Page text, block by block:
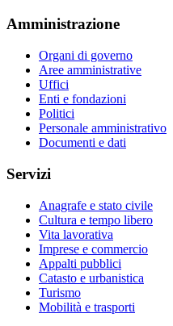
Amministrazione
Organi di governo
Aree amministrative
Uffici
Enti e fondazioni
Politici
Personale amministrativo
Documenti e dati
Servizi
Anagrafe e stato civile
Cultura e tempo libero
Vita lavorativa
Imprese e commercio
Appalti pubblici
Catasto e urbanistica
Turismo
Mobilità e trasporti